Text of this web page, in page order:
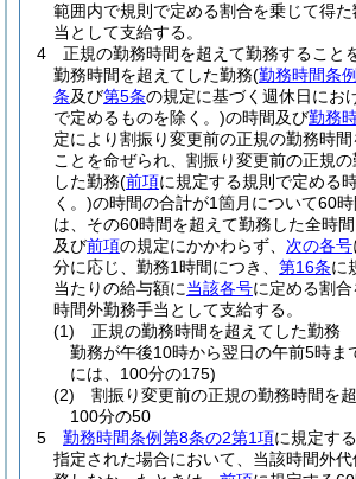
範囲内で規則で定める割合を乗じて得
当として支給する。
4
正規の勤務時間を超えて勤務すること
勤務時間を超えてした勤務(勤務時間条
条及び第5条の規定に基づく週休日にお
で定めるものを除く。)の時間及び勤務
定により割振り変更前の正規の勤務時
ことを命ぜられ、割振り変更前の正規
した勤務(前項に規定する規則で定める
く。)の時間の合計が1箇月について60
は、その60時間を超えて勤務した全時間
及び前項の規定にかかわらず、 次の各号
分に応じ、勤務1時間につき、 第16条に
当たりの給与額に当該各号に定める割
時間外勤務手当として支給する。
(1)
正規の勤務時間を超えてした勤務
勤務が午後10時から翌日の午前5時ま
には、100分の175)
(2)
割振り変更前の正規の勤務時間を
100分の50
5
勤務時間条例第8条の2第1項に規定す
指定された場合において、当該時間外